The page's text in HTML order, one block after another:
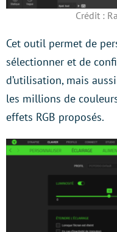
Crédit :
Cet outil permet de
sélectionner et de
d’utilisation, mais
les millions de
effets RGB proposés.